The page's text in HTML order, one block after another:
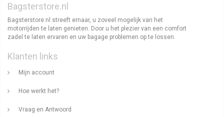
Bagsterstore.nl
Bagsterstore.nl streeft ernaar, u zoveel mogelijk van het
motorrijden te laten genieten. Door u het plezier van een comfort
zadel te laten ervaren en uw bagage problemen op te lossen.
Klanten links
Mijn account
Hoe werkt het?
Vraag en Antwoord